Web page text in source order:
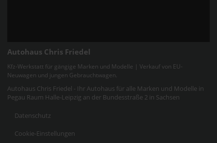
Autohaus Chris Friedel
Kfz-Werkstatt für gängige Marken und Modelle | Verkauf von EU-
Neuwagen und jungen Gebrauchtwagen.
Autohaus Chris Friedel - Ihr Autohaus für alle Marken und Modelle in
Pegau Raum Halle-Leipzig an der Bundesstraße 2 in Sachsen
Datenschutz
Cookie-Einstellungen